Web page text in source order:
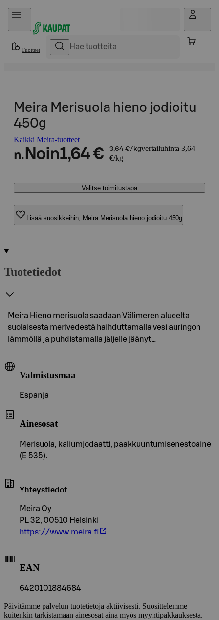
Hyppää sisältöön
Tuotteet
Meira Merisuola hieno jodioitu
450g
Kaikki Meira-tuotteet
n. Noin1,64 € 3,64 €/kgvertailuhinta 3,64
€/kg
Valitse toimitustapa
Lisää suosikkeihin, Meira Merisuola hieno jodioitu 450g
Tuotetiedot
Meira Hieno merisuola saadaan Välimeren alueelta
suolaisesta merivedestä haihduttamalla vesi auringon
lämmöllä ja puhdistamalla jäljelle jäänyt…
Valmistusmaa
Espanja
Ainesosat
Merisuola, kaliumjodaatti, paakkuuntumisenestoaine
(E 535).
Yhteystiedot
Meira Oy
PL 32, 00510 Helsinki
https://www.meira.fi
EAN
6420101884684
Päivitämme palvelun tuotetietoja aktiivisesti. Suosittelemme
kuitenkin tarkistamaan ainesosat aina myös myyntipakkauksesta.